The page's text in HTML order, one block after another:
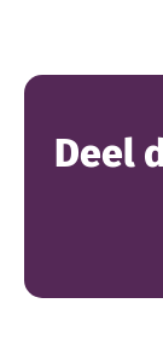
Deel